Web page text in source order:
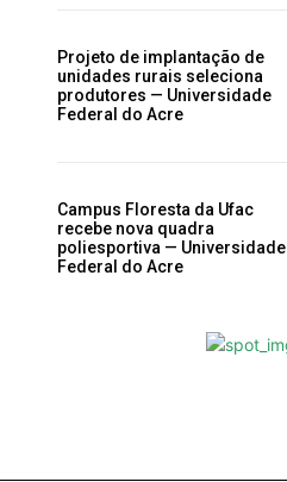
Projeto de implantação de
unidades rurais seleciona
produtores — Universidade
Federal do Acre
Campus Floresta da Ufac
recebe nova quadra
poliesportiva — Universidade
Federal do Acre